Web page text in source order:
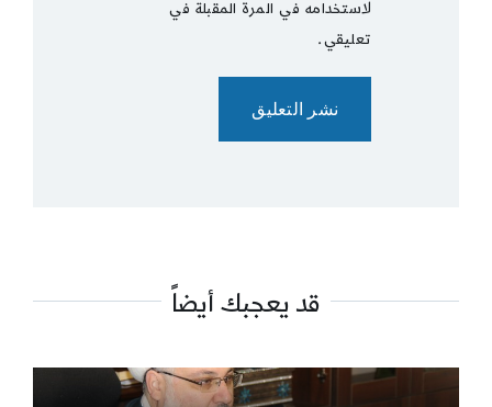
لاستخدامه في المرة المقبلة في
تعليقي.
قد يعجبك أيضاً